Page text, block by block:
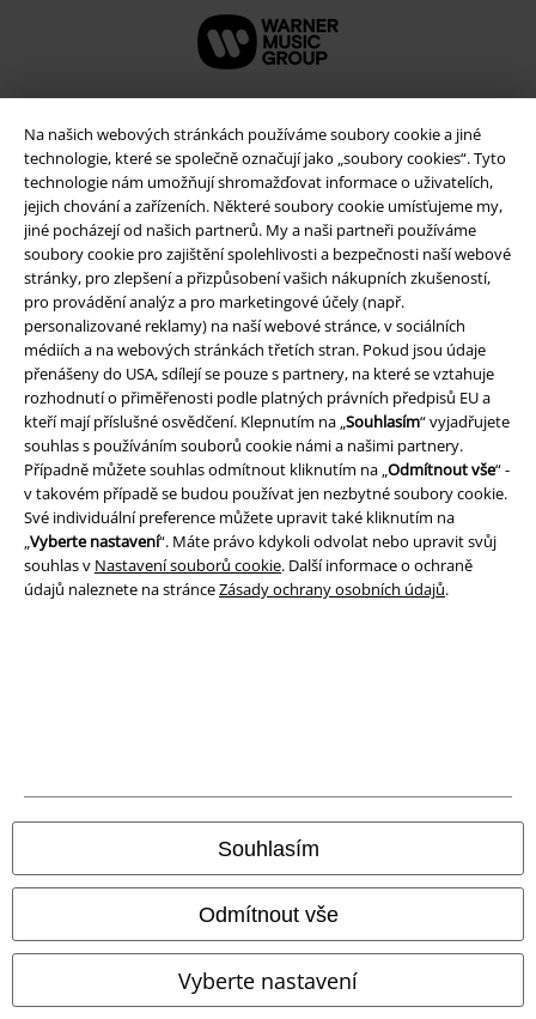
Na našich webových stránkách používáme soubory cookie a jiné
technologie, které se společně označují jako „soubory cookies“. Tyto
technologie nám umožňují shromažďovat informace o uživatelích,
jejich chování a zařízeních. Některé soubory cookie umísťujeme my,
jiné pocházejí od našich partnerů. My a naši partneři používáme
soubory cookie pro zajištění spolehlivosti a bezpečnosti naší webové
stránky, pro zlepšení a přizpůsobení vašich nákupních zkušeností,
pro provádění analýz a pro marketingové účely (např.
personalizované reklamy) na naší webové stránce, v sociálních
médiích a na webových stránkách třetích stran. Pokud jsou údaje
přenášeny do USA, sdílejí se pouze s partnery, na které se vztahuje
rozhodnutí o přiměřenosti podle platných právních předpisů EU a
kteří mají příslušné osvědčení. Klepnutím na „Souhlasím“ vyjadřujete
souhlas s používáním souborů cookie námi a našimi partnery.
Případně můžete souhlas odmítnout kliknutím na „Odmítnout vše“ -
v takovém případě se budou používat jen nezbytné soubory cookie.
Své individuální preference můžete upravit také kliknutím na
„Vyberte nastavení“. Máte právo kdykoli odvolat nebo upravit svůj
souhlas v Nastavení souborů cookie. Další informace o ochraně
údajů naleznete na stránceZásady ochrany osobních údajů.
Souhlasím
Odmítnout vše
Vyberte nastavení
Právní informace
Podmínky
Prohlášení
Ochrana osobních údajů
Likvidace odpadu a ochrana životního prostředí
Prohlášení o shodě
Všechny ceny jsou včetně DPH, bezpoštovného a balného
Naše online obchody